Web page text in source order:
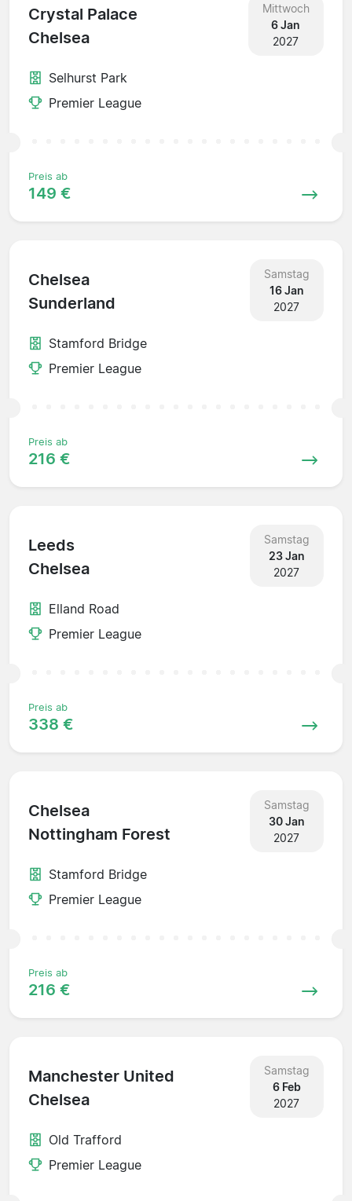
Crystal Palace
Chelsea
Mittwoch
6 Jan
2027
Selhurst Park
Premier League
Preis ab
149 €
Chelsea
Sunderland
Samstag
16 Jan
2027
Stamford Bridge
Premier League
Preis ab
216 €
Leeds
Chelsea
Samstag
23 Jan
2027
Elland Road
Premier League
Preis ab
338 €
Chelsea
Nottingham Forest
Samstag
30 Jan
2027
Stamford Bridge
Premier League
Preis ab
216 €
Manchester United
Chelsea
Samstag
6 Feb
2027
Old Trafford
Premier League